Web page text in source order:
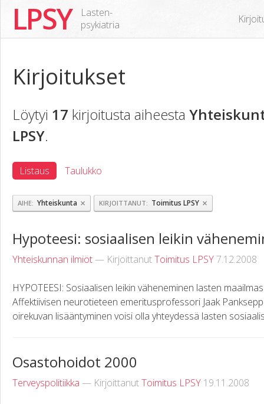
LPSY
Lasten-
psykiatria
Kirjoitukset
Löytyi 17 kirjoitusta aiheesta
LPSY.
Listaus Taulukko
AIHE Yhteiskunta × KIRJOITTANUT Toimitus LPSY ×
Hypoteesi: sosiaalisen leikin
Yhteiskunnan ilmiöt— KirjoittanutToimitus LPSY7.12.2008
HYPOTEESI: Sosiaalisen leikin väheneminen lasten
Affektiivisen neurotieteen emeritusprofessori Jaak
oirekuvan lisääntyminen voisi olla yhteydessä lasten
Osastohoidot 2000
Terveyspolitiikka — KirjoittanutToimitus LPSY 19.11.2008